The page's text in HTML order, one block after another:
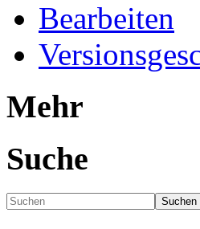
Bearbeiten
Mehr
Suche